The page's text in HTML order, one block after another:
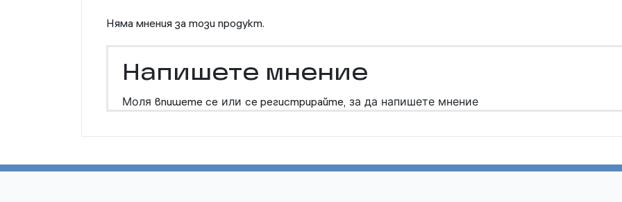
Няма мнения за този продукт.
Напишете мнение
Моля впишете се или се регистрирайте, за да напишете мнение